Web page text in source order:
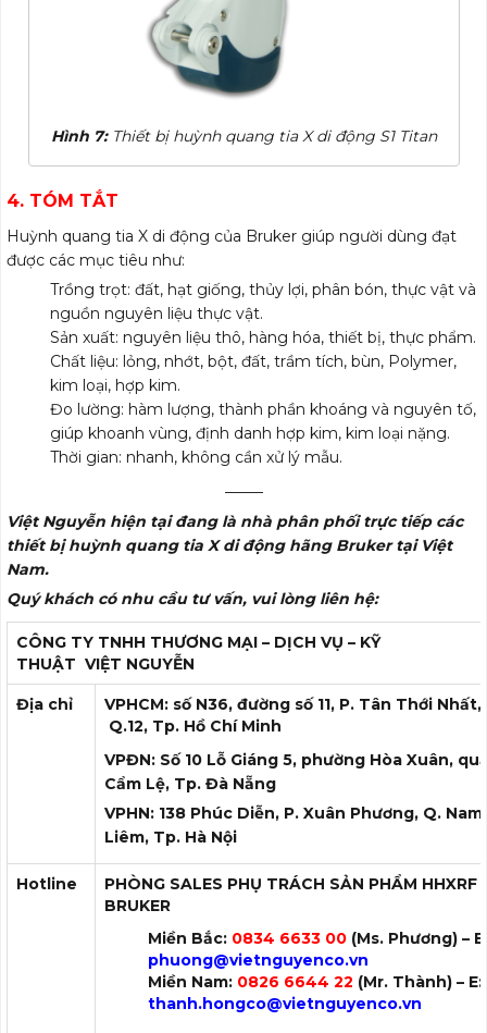
Hình 7:Thiết bị huỳnh quang tia X di động S1 Titan
4. TÓM TẮT
Huỳnh quang tia X di động của Bruker giúp người dùng đạt
được các mục tiêu như:
Trồng trọt: đất, hạt giống, thủy lợi, phân bón, thực vật và
nguồn nguyên liệu thực vật.
Sản xuất: nguyên liệu thô, hàng hóa, thiết bị, thực phẩm.
Chất liệu: lỏng, nhớt, bột, đất, trầm tích, bùn, Polymer,
kim loại, hợp kim.
Đo lường: hàm lượng, thành phần khoáng và nguyên tố,
giúp khoanh vùng, định danh hợp kim, kim loại nặng.
Thời gian: nhanh, không cần xử lý mẫu.
——–
Việt Nguyễn hiện tại đang là nhà phân phối trực tiếp các
thiết bị huỳnh quang tia X di động hãng Bruker tại Việt
Nam.
Quý khách có nhu cầu tư vấn, vui lòng liên hệ:
CÔNG TY TNHH THƯƠNG MẠI – DỊCH VỤ – KỸ
THUẬT VIỆT NGUYỄN
Địa chỉ
VPHCM: số N36, đường số 11, P. Tân Thới Nhất,
Q.12, Tp. Hồ Chí Minh
VPĐN: Số 10 Lỗ Giáng 5, phường Hòa Xuân,
Cẩm Lệ, Tp. Đà Nẵng
VPHN: 138 Phúc Diễn, P. Xuân Phương, Q.
Liêm, Tp. Hà Nội
Hotline
PHÒNG SALES PHỤ TRÁCH SẢN PHẨM HHXRF
BRUKER
Miền Bắc: 0834 6633 00 (Ms. Phương) – E:
phuong@vietnguyenco.vn
Miền Nam: 0826 6644 22 (Mr. Thành) – E:
thanh.hongco@vietnguyenco.vn